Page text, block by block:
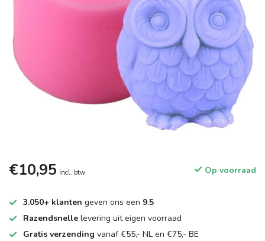
€10,95 Incl. btw Op voorraad
3.050+ klanten geven ons een 9.5
Razendsnelle levering uit eigen voorraad
Gratis verzending vanaf €55,- NL en €75,- BE